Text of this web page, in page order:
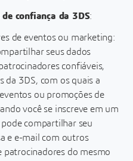
confiança da 3DS:
de eventos ou marketing:
seus dados
confiáveis,
da 3DS, com os quais a
ou promoções de
você se inscreve em um
compartilhar seu
e e-mail com outros
patrocinadores do mesmo